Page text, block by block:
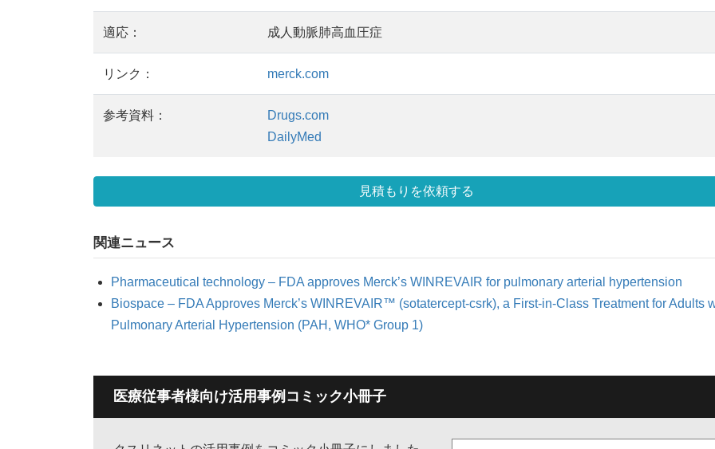
適応： 成人動脈肺高血圧症
リンク： merck.com
参考資料：
Drugs.com
DailyMed
見積もりを依頼する
関連ニュース
Pharmaceutical technology – FDA approves Merck’s WINREVAIR for pulmonary arterial hypertension
Biospace – FDA Approves Merck’s WINREVAIR™ (sotatercept-csrk), a First-in-Class Treatment for Adults
Pulmonary Arterial Hypertension (PAH, WHO* Group 1)
医療従事者様向け活用事例コミック小冊子